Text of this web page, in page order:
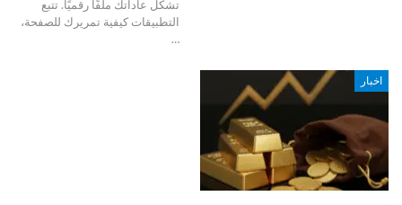
تشكل عاداتك ملفًا رقميًا. تتبع
التطبيقات كيفية تمريرك للصفحة،
…
اخبار